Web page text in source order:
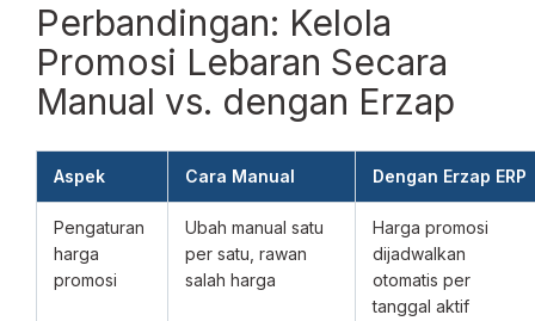
Perbandingan: Kelola
Promosi Lebaran Secara
Manual vs. dengan Erzap
Aspek Cara Manual Dengan Erzap ERP
Pengaturan
harga
promosi
Ubah manual satu
per satu, rawan
salah harga
Harga promosi
dijadwalkan
otomatis per
tanggal aktif